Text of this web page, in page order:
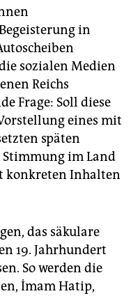
in
sozialen Medien
Reichs
Frage: Soll diese
eines mit
späten
im Land
konkreten Inhalten
das säkulare
19. Jahrhundert
So werden die
İmam Hatip,